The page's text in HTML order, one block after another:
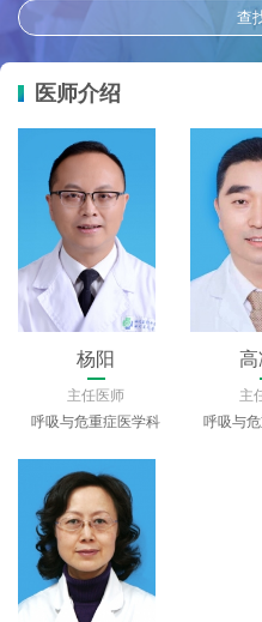
查
医师介绍
杨阳
主任医师
呼吸与危重症医学科
高
主
呼吸与